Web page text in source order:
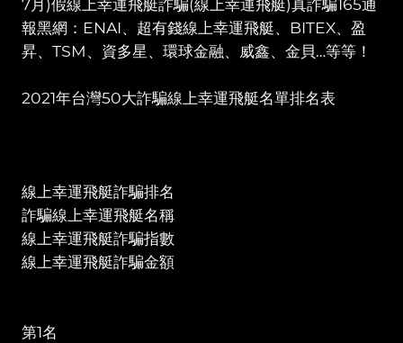
7月)假線上幸運飛艇詐騙(線上幸運飛艇)真詐騙165通
報黑網：ENAI、超有錢線上幸運飛艇、BITEX、盈
昇、TSM、資多星、環球金融、威鑫、金貝…等等！
2021年台灣50大詐騙線上幸運飛艇名單排名表
線上幸運飛艇詐騙排名
詐騙線上幸運飛艇名稱
線上幸運飛艇詐騙指數
線上幸運飛艇詐騙金額
第1名